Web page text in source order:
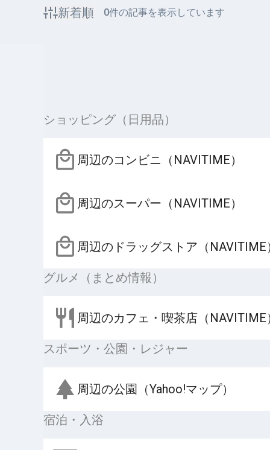
新着順 0件の記事を表示しています
ショッピング（日用品）
周辺のコンビニ（NAVITIME）
周辺のスーパー（NAVITIME）
周辺のドラッグストア（NAVITIME
グルメ（まとめ情報）
周辺のカフェ・喫茶店（NAVITIME
スポーツ・公園・レジャー
周辺の公園（Yahoo!マップ）
宿泊・入浴